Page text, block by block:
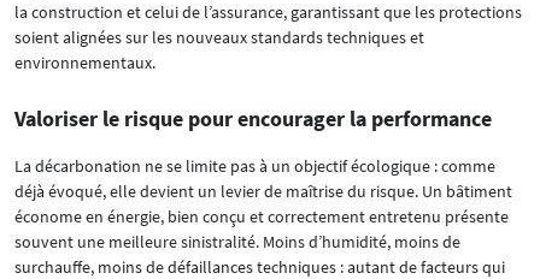
la construction et celui de l’assurance, garantissant que les protections
soient alignées sur les nouveaux standards techniques et
environnementaux.
Valoriser le risque pour encourager la performance
La décarbonation ne se limite pas à un objectif écologique : comme
déjà évoqué, elle devient un levier de maîtrise du risque. Un bâtiment
économe en énergie, bien conçu et correctement entretenu présente
souvent une meilleure sinistralité. Moins d’humidité, moins de
surchauffe, moins de défaillances techniques : autant de facteurs qui